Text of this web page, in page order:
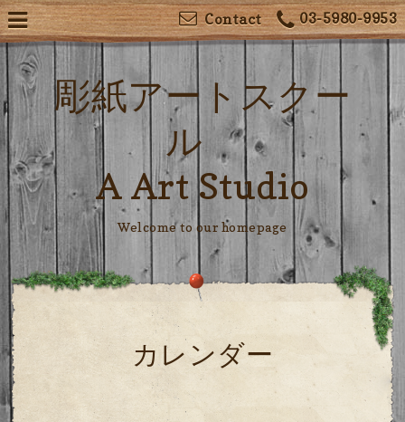
03-5980-9953
Contact
彫紙アートスクー
ル
A Art Studio
Welcome to our homepage
カレンダー